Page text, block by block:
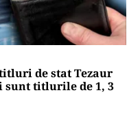
de stat Tezaur
sunt titlurile de 1, 3